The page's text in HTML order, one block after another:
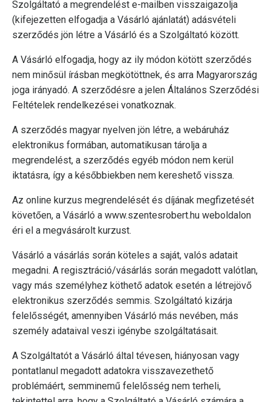
Szolgáltató a megrendelést e-mailben visszaigazolja
(kifejezetten elfogadja a Vásárló ajánlatát) adásvételi
szerződés jön létre a Vásárló és a Szolgáltató között.
A Vásárló elfogadja, hogy az ily módon kötött szerződés
nem minősül írásban megkötöttnek, és arra Magyarország
joga irányadó. A szerződésre a jelen Általános Szerződési
Feltételek rendelkezései vonatkoznak.
A szerződés magyar nyelven jön létre, a webáruház
elektronikus formában, automatikusan tárolja a
megrendelést, a szerződés egyéb módon nem kerül
iktatásra, így a későbbiekben nem kereshető vissza.
Az online kurzus megrendelését és díjának megfizetését
követően, a Vásárló a www.szentesrobert.hu weboldalon
éri el a megvásárolt kurzust.
Vásárló a vásárlás során köteles a saját, valós adatait
megadni. A regisztráció/vásárlás során megadott valótlan,
vagy más személyhez köthető adatok esetén a létrejövő
elektronikus szerződés semmis. Szolgáltató kizárja
felelősségét, amennyiben Vásárló más nevében, más
személy adataival veszi igénybe szolgáltatásait.
A Szolgáltatót a Vásárló által tévesen, hiányosan vagy
pontatlanul megadott adatokra visszavezethető
problémáért, semminemű felelősség nem terheli,